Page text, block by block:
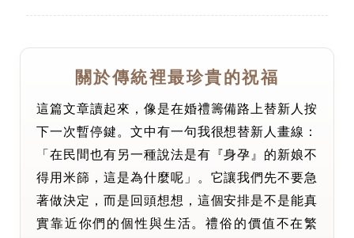
關於傳統裡最珍貴的祝福
這篇文章讀起來，像是在婚禮籌備路上替新人按
下一次暫停鍵。文中有一句我很想替新人畫線：
「在民間也有另一種說法是有『身孕』的新娘不
得用米篩，這是為什麼呢」。它讓我們先不要急
著做決定，而是回頭想想，這個安排是不是能真
實靠近你們的個性與生活。禮俗的價值不在繁